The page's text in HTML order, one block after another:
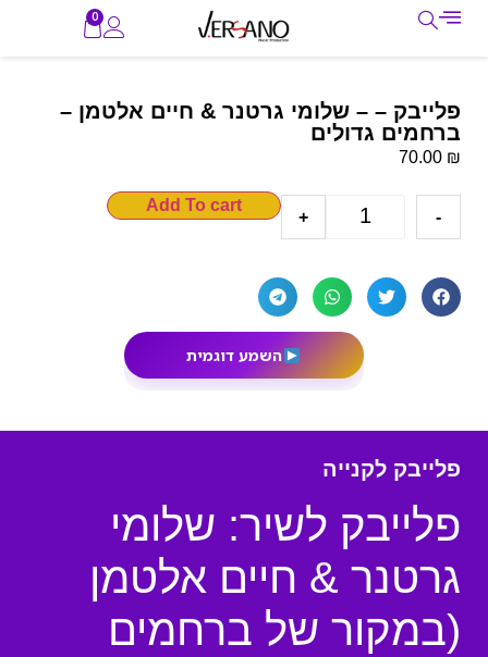
0
פלייבק – – שלומי גרטנר & חיים אלטמן –
ברחמים גדולים
70.00 ₪
-
+
Add To cart
השמע דוגמית
פלייבק לקנייה
פלייבק לשיר: שלומי
גרטנר & חיים אלטמן
(במקור של ברחמים